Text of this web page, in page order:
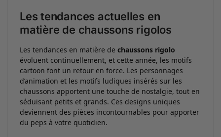
Les tendances actuelles en
matière de chaussons rigolos
Les tendances en matière de chaussons rigolo
évoluent continuellement, et cette année, les motifs
cartoon font un retour en force. Les personnages
d’animation et les motifs ludiques insérés sur les
chaussons apportent une touche de nostalgie, tout en
séduisant petits et grands. Ces designs uniques
deviennent des pièces incontournables pour apporter
du peps à votre quotidien.